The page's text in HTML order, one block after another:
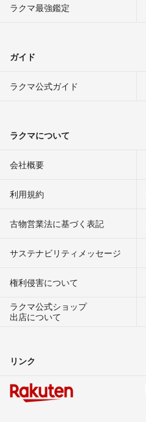
ラクマ最強鑑定
ガイド
ラクマ公式ガイド
ラクマについて
会社概要
利用規約
古物営業法に基づく表記
サステナビリティメッセージ
権利侵害について
ラクマ公式ショップ
出店について
リンク